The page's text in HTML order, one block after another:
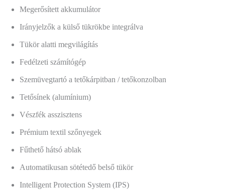
Megerősített akkumulátor
Irányjelzők a külső tükrökbe integrálva
Tükör alatti megvilágítás
Fedélzeti számítógép
Szemüvegtartó a tetőkárpitban / tetőkonzolban
Tetősínek (alumínium)
Vészfék asszisztens
Prémium textil szőnyegek
Fűthető hátsó ablak
Automatikusan sötétedő belső tükör
Intelligent Protection System (IPS)